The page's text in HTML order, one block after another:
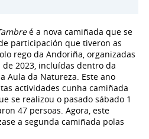
é a nova camiñada que se
participación que tiveron as
rego da Andoriña, organizadas
2023, incluídas dentro da
Aula da Natureza. Este ano
actividades cunha camiñada
se realizou o pasado sábado 1
47 persoas. Agora, este
a segunda camiñada polas